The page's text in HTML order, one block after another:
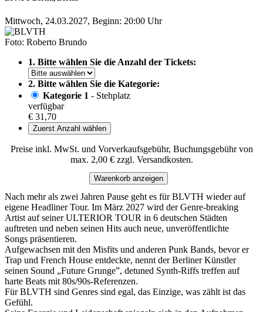
Mittwoch, 24.03.2027, Beginn: 20:00 Uhr
Foto: Roberto Brundo
1. Bitte wählen Sie die Anzahl der Tickets:
2. Bitte wählen Sie die Kategorie:
Kategorie 1 - Stehplatz
verfügbar
€ 31,70
Zuerst Anzahl wählen
Preise inkl. MwSt. und Vorverkaufsgebühr, Buchungsgebühr von
max. 2,00 € zzgl. Versandkosten.
Warenkorb anzeigen
Nach mehr als zwei Jahren Pause geht es für BLVTH wieder auf
eigene Headliner Tour. Im März 2027 wird der Genre-breaking
Artist auf seiner ULTERIOR TOUR in 6 deutschen Städten
auftreten und neben seinen Hits auch neue, unveröffentlichte
Songs präsentieren.
Aufgewachsen mit den Misfits und anderen Punk Bands, bevor er
Trap und French House entdeckte, nennt der Berliner Künstler
seinen Sound „Future Grunge”, detuned Synth-Riffs treffen auf
harte Beats mit 80s/90s-Referenzen.
Für BLVTH sind Genres sind egal, das Einzige, was zählt ist das
Gefühl.